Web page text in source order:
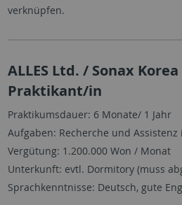
verknüpfen.
ALLES Ltd. / Sonax
Praktikant/in
Praktikumsdauer: 6 Monate/ 1 Jahr
Aufgaben: Recherche und
Vergütung: 1.200.000 Won / Monat
Unterkunft: evtl. Dormitory (muss
Sprachkenntnisse: Deutsch, gute